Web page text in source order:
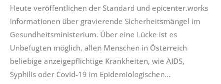
Heute veröffentlichen der Standard und epicenter.works
Informationen über gravierende Sicherheitsmängel im
Gesundheitsministerium. Über eine Lücke ist es
Unbefugten möglich, allen Menschen in Österreich
beliebige anzeigepflichtige Krankheiten, wie AIDS,
Syphilis oder Covid-19 im Epidemiologischen…